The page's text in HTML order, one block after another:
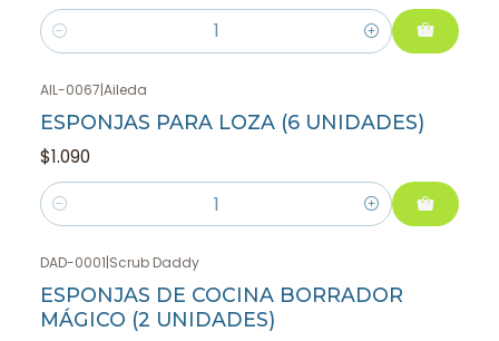
Cantidad
AIL-0067|Aileda
ESPONJAS PARA LOZA (6 UNIDADES)
$1.090
Cantidad
DAD-0001|Scrub Daddy
ESPONJAS DE COCINA BORRADOR
MÁGICO (2 UNIDADES)